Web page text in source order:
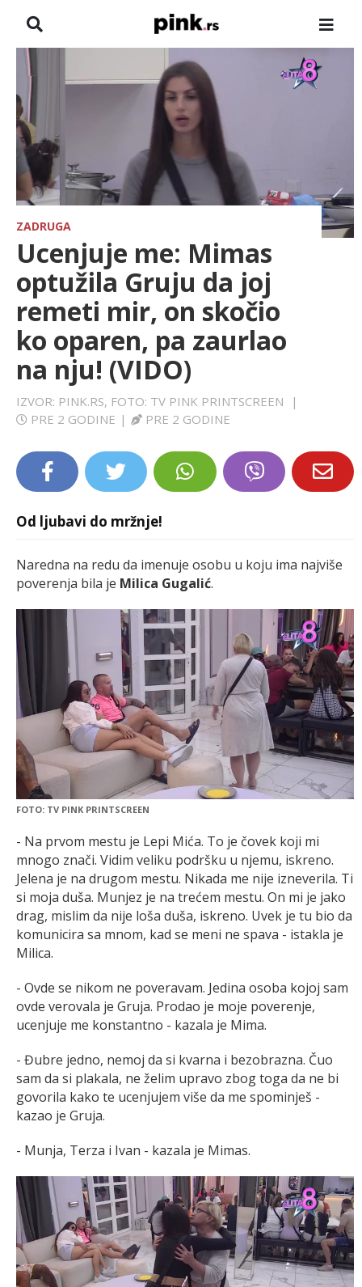
NASLOVNA
VESTI
ZADRUGA
SHOWBIZ
HRONIKA
FARMERI
TV
SPORT
LIFESTYLE
EXTRA
ZADRUGA
Ucenjuje me: Mimas
optužila Gruju da joj
remeti mir, on skočio
ko oparen, pa zaurlao
na nju! (VIDO)
IZVOR: PINK.RS, FOTO: TV PINK PRINTSCREEN
|
PRE 2 GODINE | PRE 2 GODINE
Od ljubavi do mržnje!
Naredna na redu da imenuje osobu u koju ima najviše
poverenja bila je Milica Gugalić.
FOTO: TV PINK PRINTSCREEN
- Na prvom mestu je Lepi Mića. To je čovek koji mi
mnogo znači. Vidim veliku podršku u njemu, iskreno.
Jelena je na drugom mestu. Nikada me nije izneverila. Ti
si moja duša. Munjez je na trećem mestu. On mi je jako
drag, mislim da nije loša duša, iskreno. Uvek je tu bio da
komunicira sa mnom, kad se meni ne spava - istakla je
Milica.
- Ovde se nikom ne poveravam. Jedina osoba kojoj sam
ovde verovala je Gruja. Prodao je moje poverenje,
ucenjuje me konstantno - kazala je Mima.
- Đubre jedno, nemoj da si kvarna i bezobrazna. Čuo
sam da si plakala, ne želim upravo zbog toga da ne bi
govorila kako te ucenjujem više da me spominješ -
kazao je Gruja.
- Munja, Terza i Ivan - kazala je Mimas.